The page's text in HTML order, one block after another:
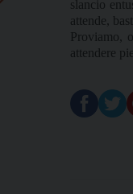
slancio
attende,
Proviamo,
attendere